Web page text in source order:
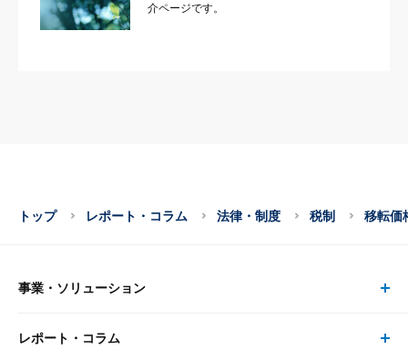
介ページです。
トップ レポート・コラム 法律・制度 税制 移転価
事業・ソリューション
事業・ソリューション トップ
レポート・コラム